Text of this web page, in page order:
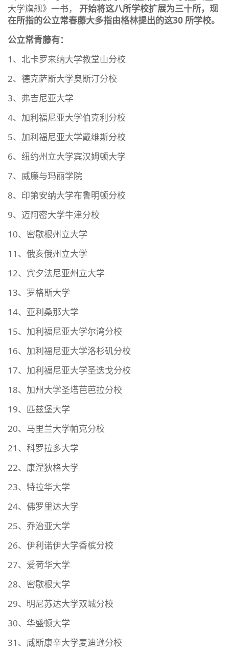
大学旗舰》一书， 开始将这八所学校扩展为三十所，现
在所指的公立常春藤大多指由格林提出的这30 所学校。
公立常青藤有：
1、北卡罗来纳大学教堂山分校
2、德克萨斯大学奥斯汀分校
3、弗吉尼亚大学
4、加利福尼亚大学伯克利分校
5、加利福尼亚大学戴维斯分校
6、纽约州立大学宾汉姆顿大学
7、威廉与玛丽学院
8、印第安纳大学布鲁明顿分校
9、迈阿密大学牛津分校
10、密歇根州立大学
11、俄亥俄州立大学
12、宾夕法尼亚州立大学
13、罗格斯大学
14、亚利桑那大学
15、加利福尼亚大学尔湾分校
16、加利福尼亚大学洛杉矶分校
17、加利福尼亚大学圣迭戈分校
18、加州大学圣塔芭芭拉分校
19、匹兹堡大学
20、马里兰大学帕克分校
21、科罗拉多大学
22、康涅狄格大学
23、特拉华大学
24、佛罗里达大学
25、乔治亚大学
26、伊利诺伊大学香槟分校
27、爱荷华大学
28、密歇根大学
29、明尼苏达大学双城分校
30、华盛顿大学
31、威斯康辛大学麦迪逊分校